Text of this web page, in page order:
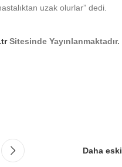
uzak olurlar” dedi.
Sitesinde Yayınlanmaktadır.
Daha eski